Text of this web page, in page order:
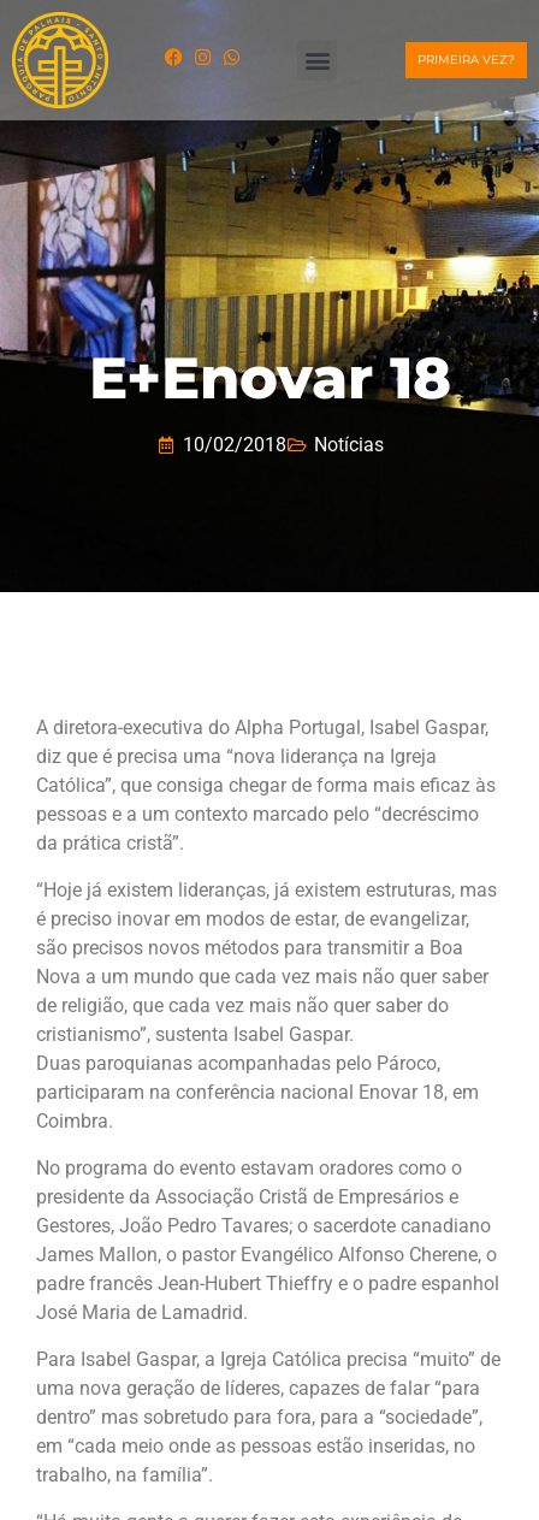
PRIMEIRA VEZ?
E+Enovar 18
10/02/2018 Notícias
A diretora-executiva do Alpha Portugal, Isabel Gaspar,
diz que é precisa uma “nova liderança na Igreja
Católica”, que consiga chegar de forma mais eficaz às
pessoas e a um contexto marcado pelo “decréscimo
da prática cristã”.
“Hoje já existem lideranças, já existem estruturas, mas
é preciso inovar em modos de estar, de evangelizar,
são precisos novos métodos para transmitir a Boa
Nova a um mundo que cada vez mais não quer saber
de religião, que cada vez mais não quer saber do
cristianismo”, sustenta Isabel Gaspar.
Duas paroquianas acompanhadas pelo Pároco,
participaram na conferência nacional Enovar 18, em
Coimbra.
No programa do evento estavam oradores como o
presidente da Associação Cristã de Empresários e
Gestores, João Pedro Tavares; o sacerdote canadiano
James Mallon, o pastor Evangélico Alfonso Cherene, o
padre francês Jean-Hubert Thieffry e o padre espanhol
José Maria de Lamadrid.
Para Isabel Gaspar, a Igreja Católica precisa “muito” de
uma nova geração de líderes, capazes de falar “para
dentro” mas sobretudo para fora, para a “sociedade”,
em “cada meio onde as pessoas estão inseridas, no
trabalho, na família”.